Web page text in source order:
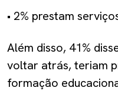
• 2% prestam
Além disso, 41%
voltar atrás, teriam
formação